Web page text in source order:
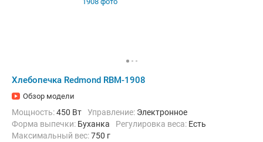
Хлебопечка Redmond RBM-1908
Обзор модели
Мощность:450 Вт Управление: Электронное
Форма выпечки: Буханка регулировка веса: Есть
максимальный вес:750 г